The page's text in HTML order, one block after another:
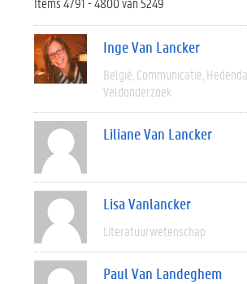
Inge Van Lancker
België Communicatie
Veldonderzoek
Liliane Van Lancker
Lisa Vanlancker
Literatuurwetenschap
Paul Van Landeghem